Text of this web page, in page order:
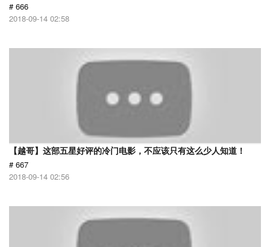
# 666
2018-09-14 02:58
【越哥】这部五星好评的冷门电影，不应该只有这么少人知道！
# 667
2018-09-14 02:56